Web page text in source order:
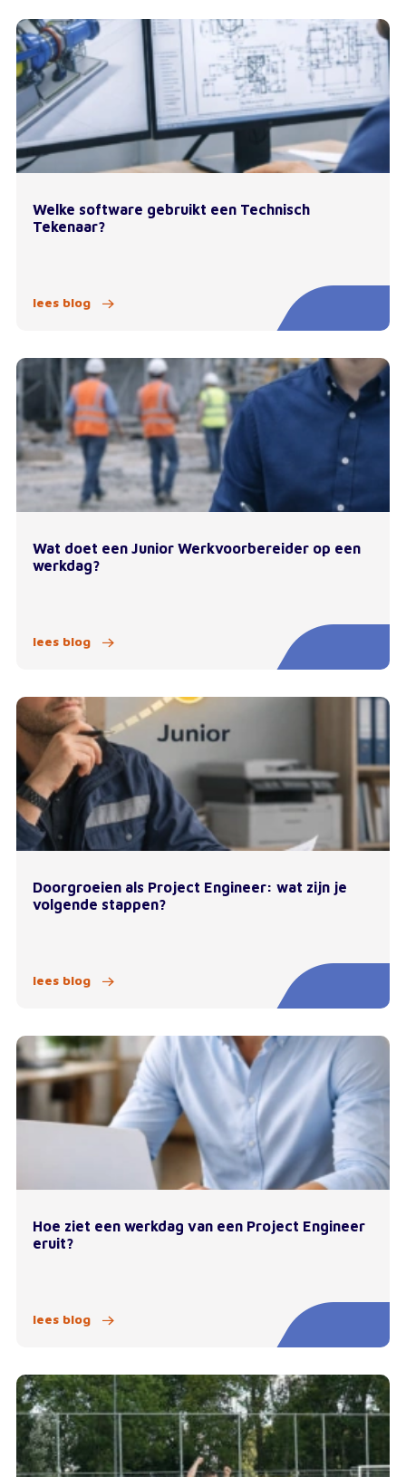
Welke software gebruikt een Technisch
Tekenaar?
lees blog
Wat doet een Junior Werkvoorbereider op een
werkdag?
lees blog
Doorgroeien als Project Engineer: wat zijn je
volgende stappen?
lees blog
Hoe ziet een werkdag van een Project Engineer
eruit?
lees blog